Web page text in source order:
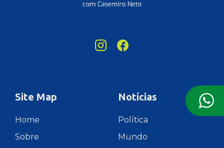
Site Map
Home
Sobre
Notícias
Política
Mundo